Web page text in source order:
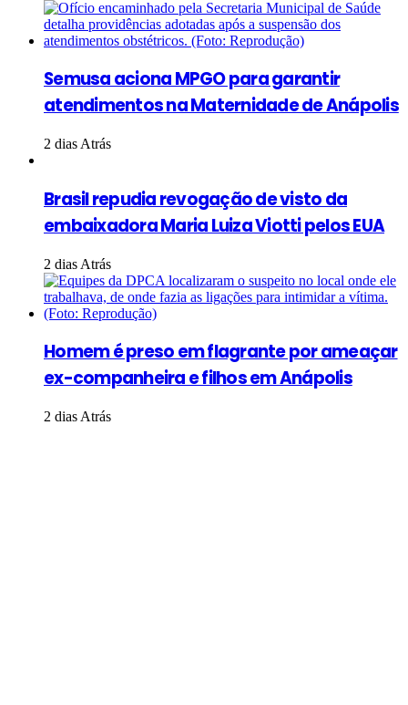
Semusa aciona MPGO para garantir
atendimentos na Maternidade de Anápolis
2 dias Atrás
Brasil repudia revogação de visto da
embaixadora Maria Luiza Viotti pelos EUA
2 dias Atrás
Homem é preso em flagrante por ameaçar
ex-companheira e filhos em Anápolis
2 dias Atrás